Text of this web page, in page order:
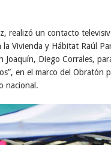
realizó un contacto
Vivienda y Hábitat Raúl
Joaquín, Diego Corrales,
en el marco del Obratón
nacional.